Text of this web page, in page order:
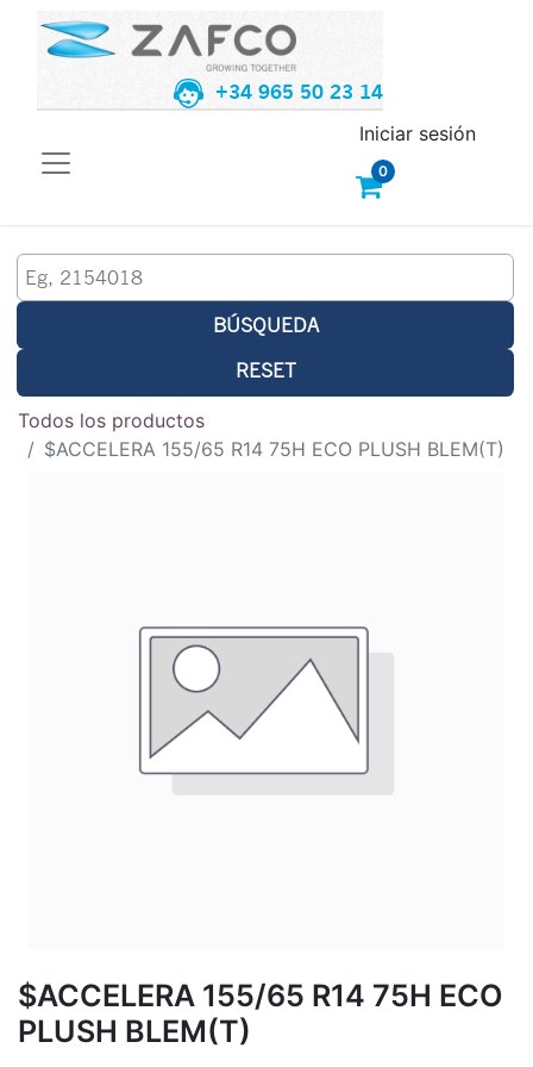
+34 965 50 23 14
0
Iniciar sesión
BÚSQUEDA
RESET
Todos los productos
$ACCELERA 155/65 R14 75H ECO PLUSH BLEM(T)
$ACCELERA 155/65 R14 75H ECO
PLUSH BLEM(T)